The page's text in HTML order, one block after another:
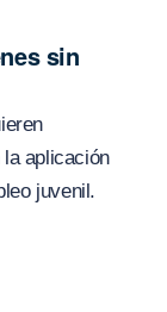
sin
aplicación
juvenil.